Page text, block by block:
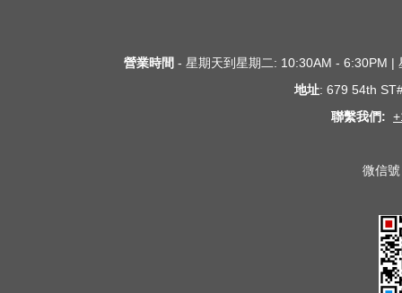
營業時間 - 星期天到星期二: 10:30AM - 6:30PM |
地址: 679 54th
聯繫我們:
微信